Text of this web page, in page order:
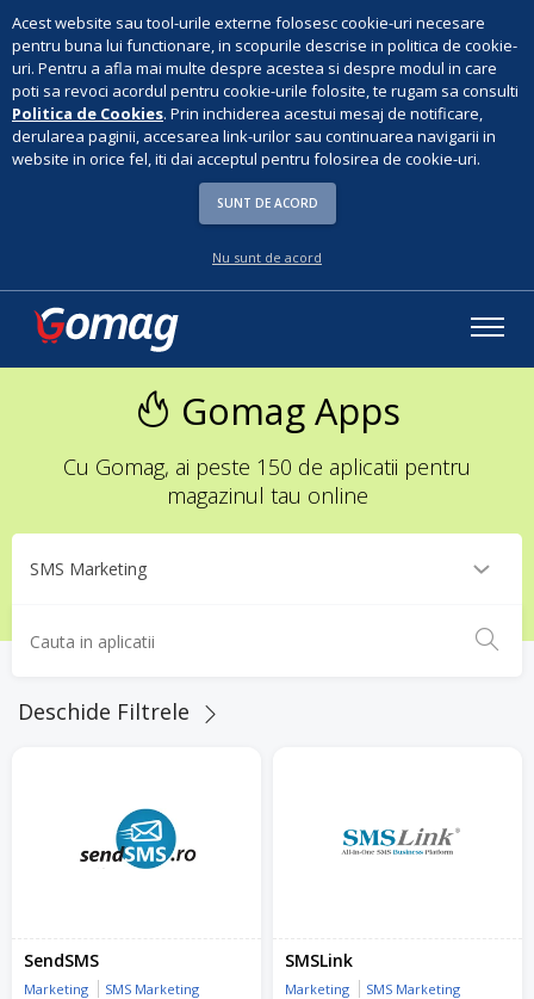
Acest website sau tool-urile externe folosesc cookie-uri necesare
pentru buna lui functionare, in scopurile descrise in politica de cookie-
uri. Pentru a afla mai multe despre acestea si despre modul in care
poti sa revoci acordul pentru cookie-urile folosite, te rugam sa consulti
Politica de Cookies. Prin inchiderea acestui mesaj de notificare,
derularea paginii, accesarea link-urilor sau continuarea navigarii in
website in orice fel, iti dai acceptul pentru folosirea de cookie-uri.
SUNT DE ACORD
Nu sunt de acord
Gomag Apps
Cu Gomag, ai peste 150 de aplicatii pentru
magazinul tau online
Deschide Filtrele
SendSMS
Marketing SMS Marketing
SMSLink
Marketing SMS Marketing